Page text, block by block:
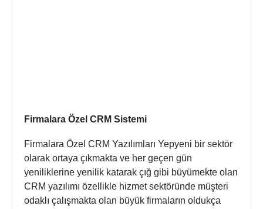
Firmalara Özel CRM Sistemi
Firmalara Özel CRM Yazılımları Yepyeni bir sektör
olarak ortaya çıkmakta ve her geçen gün
yeniliklerine yenilik katarak çığ gibi büyümekte olan
CRM yazılımı özellikle hizmet sektöründe müşteri
odaklı çalışmakta olan büyük firmaların oldukça